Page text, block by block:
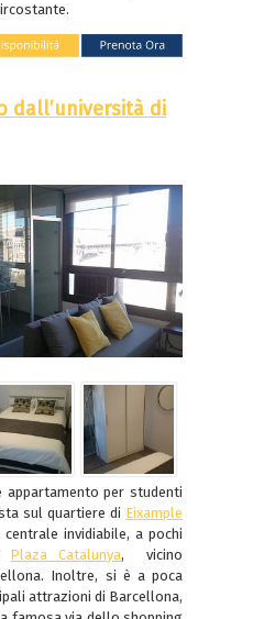
dall’università di
appartamento per studenti
sul quartiere di Eixample
invidiabile, a pochi
Plaza Catalunya, vicino
Inoltre, si è a poca
attrazioni di Barcellona,